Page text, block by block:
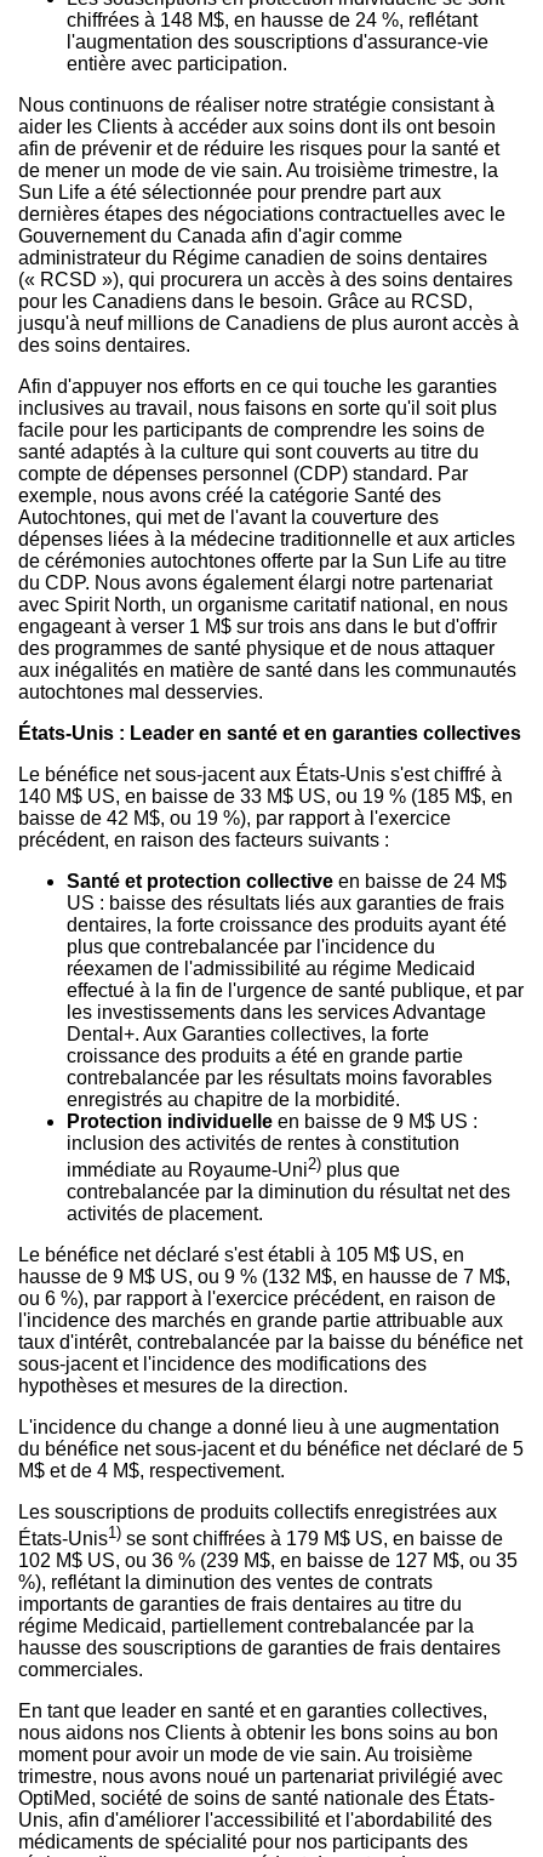
chiffrées à 148 M$, en hausse de 24 %, reflétant
l'augmentation des souscriptions d'assurance-vie
entière avec participation.
Nous continuons de réaliser notre stratégie consistant à
aider les Clients à accéder aux soins dont ils ont besoin
afin de prévenir et de réduire les risques pour la santé et
de mener un mode de vie sain. Au troisième trimestre, la
Sun Life a été sélectionnée pour prendre part aux
dernières étapes des négociations contractuelles avec le
Gouvernement du Canada afin d'agir comme
administrateur du Régime canadien de soins dentaires
(« RCSD »), qui procurera un accès à des soins dentaires
pour les Canadiens dans le besoin. Grâce au RCSD,
jusqu'à neuf millions de Canadiens de plus auront accès à
des soins dentaires.
Afin d'appuyer nos efforts en ce qui touche les garanties
inclusives au travail, nous faisons en sorte qu'il soit plus
facile pour les participants de comprendre les soins de
santé adaptés à la culture qui sont couverts au titre du
compte de dépenses personnel (CDP) standard. Par
exemple, nous avons créé la catégorie Santé des
Autochtones, qui met de l'avant la couverture des
dépenses liées à la médecine traditionnelle et aux articles
de cérémonies autochtones offerte par la Sun Life au titre
du CDP. Nous avons également élargi notre partenariat
avec Spirit North, un organisme caritatif national, en nous
engageant à verser 1 M$ sur trois ans dans le but d'offrir
des programmes de santé physique et de nous attaquer
aux inégalités en matière de santé dans les communautés
autochtones mal desservies.
États-Unis : Leader en santé et en garanties collectives
Le bénéfice net sous-jacent aux États-Unis s'est chiffré à
140 M$ US, en baisse de 33 M$ US, ou 19 % (185 M$, en
baisse de 42 M$, ou 19 %), par rapport à l'exercice
précédent, en raison des facteurs suivants :
Santé et protection collective en baisse de 24 M$
US : baisse des résultats liés aux garanties de frais
dentaires, la forte croissance des produits ayant été
plus que contrebalancée par l'incidence du
réexamen de l'admissibilité au régime Medicaid
effectué à la fin de l'urgence de santé publique, et par
les investissements dans les services Advantage
Dental+. Aux Garanties collectives, la forte
croissance des produits a été en grande partie
contrebalancée par les résultats moins favorables
enregistrés au chapitre de la morbidité.
Protection individuelle en baisse de 9 M$ US :
inclusion des activités de rentes à constitution
immédiate au Royaume-Uni2) plus que
contrebalancée par la diminution du résultat net des
activités de placement.
Le bénéfice net déclaré s'est établi à 105 M$ US, en
hausse de 9 M$ US, ou 9 % (132 M$, en hausse de 7 M$,
ou 6 %), par rapport à l'exercice précédent, en raison de
l'incidence des marchés en grande partie attribuable aux
taux d'intérêt, contrebalancée par la baisse du bénéfice net
sous-jacent et l'incidence des modifications des
hypothèses et mesures de la direction.
L'incidence du change a donné lieu à une augmentation
du bénéfice net sous-jacent et du bénéfice net déclaré de 5
M$ et de 4 M$, respectivement.
Les souscriptions de produits collectifs enregistrées aux
États-Unis1) se sont chiffrées à 179 M$ US, en baisse de
102 M$ US, ou 36 % (239 M$, en baisse de 127 M$, ou 35
%), reflétant la diminution des ventes de contrats
importants de garanties de frais dentaires au titre du
régime Medicaid, partiellement contrebalancée par la
hausse des souscriptions de garanties de frais dentaires
commerciales.
En tant que leader en santé et en garanties collectives,
nous aidons nos Clients à obtenir les bons soins au bon
moment pour avoir un mode de vie sain. Au troisième
trimestre, nous avons noué un partenariat privilégié avec
OptiMed, société de soins de santé nationale des États-
Unis, afin d'améliorer l'accessibilité et l'abordabilité des
médicaments de spécialité pour nos participants des